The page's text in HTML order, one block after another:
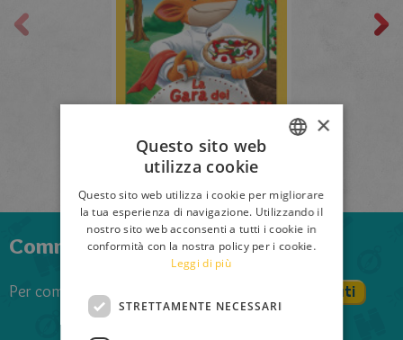
La gara dei supercuochi.
Alta Leggibilità
Commenta anche tu il libro
Per commentare devi effettuare il login
Registrati
ITALIAN
ENGLISH
FRENCH
×
Questo sito web
utilizza cookie
Questo sito web utilizza i cookie per migliorare
la tua esperienza di navigazione. Utilizzando il
nostro sito web acconsenti a tutti i cookie in
conformità con la nostra policy per i cookie.
Leggi di più
STRETTAMENTE NECESSARI